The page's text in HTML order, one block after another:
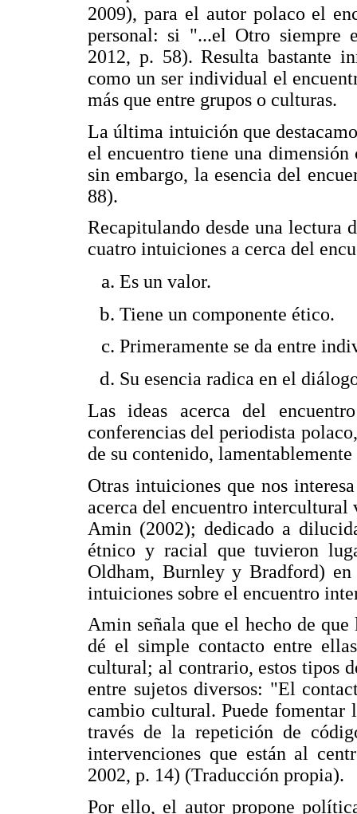
2009), para el autor polaco el
personal: si "...el Otro siempre
2012, p. 58). Resulta bastante
como un ser individual el
más que entre grupos o culturas.
La última intuición que
el encuentro tiene una
sin embargo, la esencia del
88).
Recapitulando desde una lectura
cuatro intuiciones a cerca del
Es un valor.
Tiene un componente ético.
Primeramente se da entre
Su esencia radica en el
Las ideas acerca del
conferencias del periodista
de su contenido,
Otras intuiciones que nos
acerca del encuentro
Amin (2002); dedicado a
étnico y racial que tuvieron
Oldham, Burnley y Bradford)
intuiciones sobre el encuentro
Amin señala que el hecho de
dé el simple contacto entre
cultural; al contrario, estos tipos
entre sujetos diversos: "El
cambio cultural. Puede fomentar
través de la repetición de
intervenciones que están al
2002, p. 14) (Traducción propia).
Por ello, el autor propone